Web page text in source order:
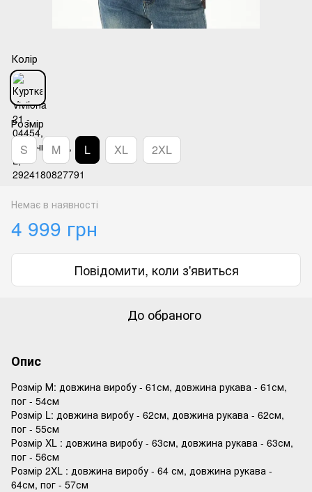
Колір
Розмір
S M L XL 2XL
Немає в наявності
4 999 грн
Повідомити, коли з'явиться
До обраного
Опис
Розмір М: довжина виробу - 61см, довжина рукава - 61см,
пог - 54см
Розмір L: довжина виробу - 62см, довжина рукава - 62см,
пог - 55см
Розмір XL : довжина виробу - 63см, довжина рукава - 63см,
пог - 56см
Розмір 2XL : довжина виробу - 64 см, довжина рукава -
64см, пог - 57см